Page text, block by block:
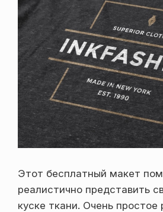
Этот бесплатный макет
реалистично представить
куске ткани. Очень простое